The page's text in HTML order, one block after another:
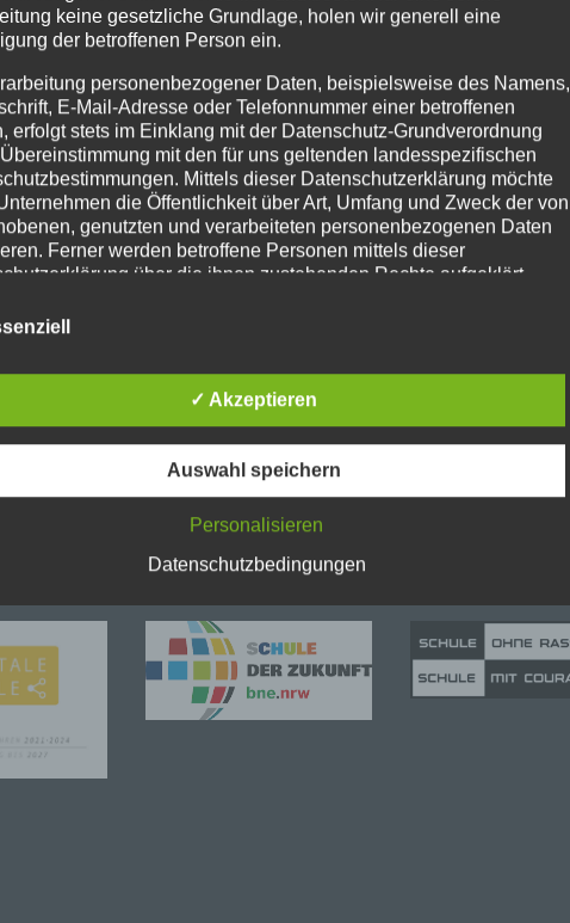
Montag eine Sturmwarnung bekannt gegeben. Es werden schwere
selbst, ob der Schulweg für ihre Kinder zumutbar und sicher
ihr Kind nicht in die Schule zu schicken. In diesem Fall ist die
keine gesetzliche Grundlage, holen wir generell eine
der betroffenen Person ein.
personenbezogener Daten, beispielsweise des Namens,
E-Mail-Adresse oder Telefonnummer einer betroffenen
erfolgt stets im Einklang mit der Datenschutz-Grundverordnung
mit den für uns geltenden landesspezifischen
Mittels dieser Datenschutzerklärung möchte
die Öffentlichkeit über Art, Umfang und Zweck der von
genutzten und verarbeiteten personenbezogenen Daten
Ferner werden betroffene Personen mittels dieser
über die ihnen zustehenden Rechte aufgeklärt.
als für die Verarbeitung Verantwortlicher zahlreiche technische
Maßnahmen umgesetzt, um einen möglichst
Daten sicherzustellen. Dennoch können
Datenübertragungen grundsätzlich Sicherheitslücken
Grund steht es jeder betroffenen Person frei,
Daten auch auf alternativen Wegen, beispielsweise
beruht auf den Begrifflichkeiten, die durch den
Richtlinien- und Verordnungsgeber beim Erlass der
Grundverordnung (DS-GVO) verwendet wurden. Unsere
soll sowohl für die Öffentlichkeit als auch für unsere
und Geschäftspartner einfach lesbar und verständlich sein. Um
gewährleisten, möchten wir vorab die verwendeten
erläutern.
✓ Akzeptieren
Auswahl speichern
Personalisieren
Datenschutzbedingungen